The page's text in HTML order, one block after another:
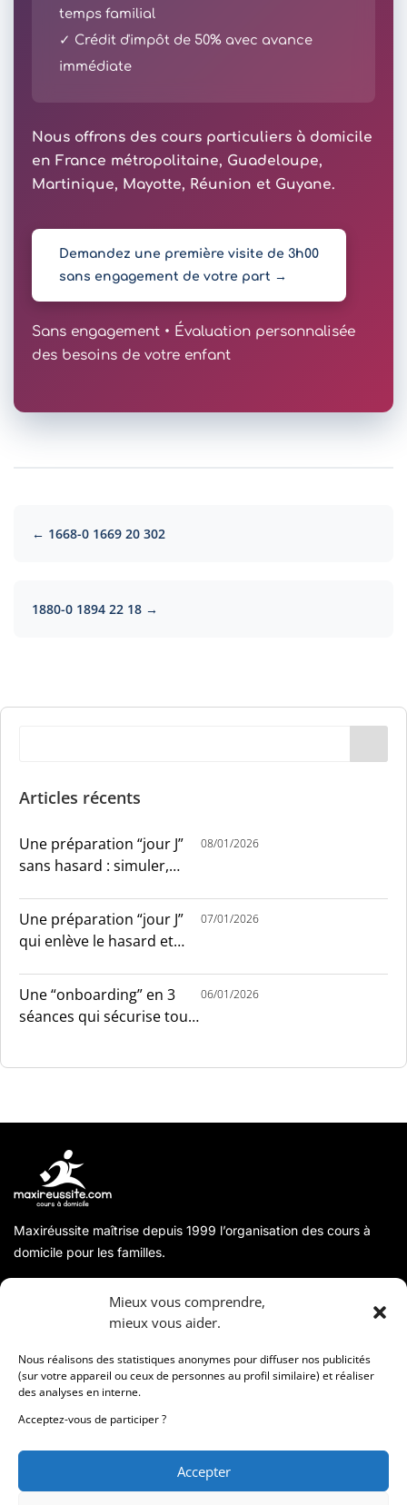
Mieux vous comprendre,
mieux vous aider.
Nous réalisons des statistiques anonymes pour diffuser nos publicités
(sur votre appareil ou ceux de personnes au profil similaire) et réaliser
des analyses en interne.
Acceptez-vous de participer ?
Accepter
temps familial
✓ Crédit d'impôt de 50% avec avance
immédiate
Nous offrons des cours particuliers à domicile
en France métropolitaine, Guadeloupe,
Martinique, Mayotte, Réunion et Guyane.
Demandez une première visite de 3h00
sans engagement de votre part →
Sans engagement • Évaluation personnalisée
des besoins de votre enfant
← 1668-0 1669 20 302
1880-0 1894 22 18 →
Articles récents
Une préparation “jour J”
sans hasard : simuler,
08/01/2026
Une préparation “jour J”
qui enlève le hasard et
07/01/2026
Une “onboarding” en 3
séances qui sécurise tout
06/01/2026
Maxiréussite maîtrise depuis 1999 l’organisation des cours à
domicile pour les familles.
Coordonnées